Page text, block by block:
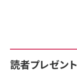
読者プレゼント